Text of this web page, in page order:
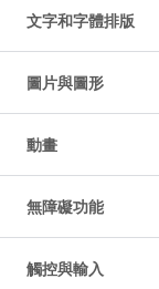
文字和字體排版
圖片與圖形
動畫
無障礙功能
觸控與輸入